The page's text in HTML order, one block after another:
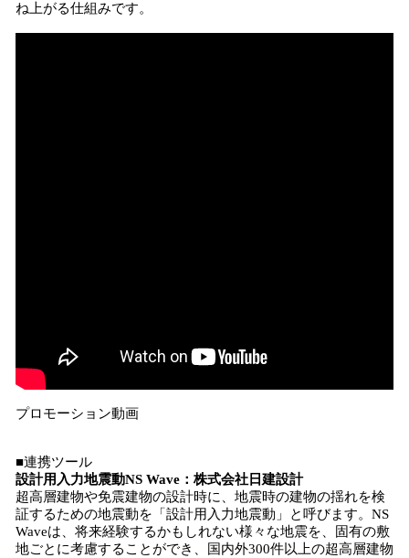
ね上がる仕組みです。
プロモーション動画
■連携ツール
設計用入力地震動NS Wave：株式会社日建設計
超高層建物や免震建物の設計時に、地震時の建物の揺れを検
証するための地震動を「設計用入力地震動」と呼びます。NS
Waveは、将来経験するかもしれない様々な地震を、固有の敷
地ごとに考慮することができ、国内外300件以上の超高層建物